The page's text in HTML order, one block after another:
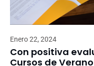
Enero 22, 2024
Con positiva
Cursos de